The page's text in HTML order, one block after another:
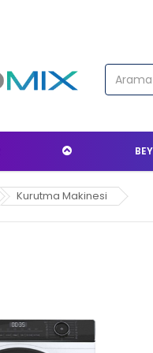
Kurutma Makinesi